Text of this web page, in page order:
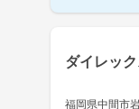
ダイレッ
福岡県中間市